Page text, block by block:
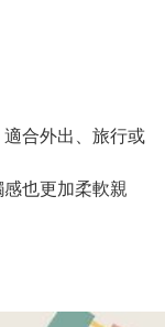
合外出、旅行或
也更加柔軟親